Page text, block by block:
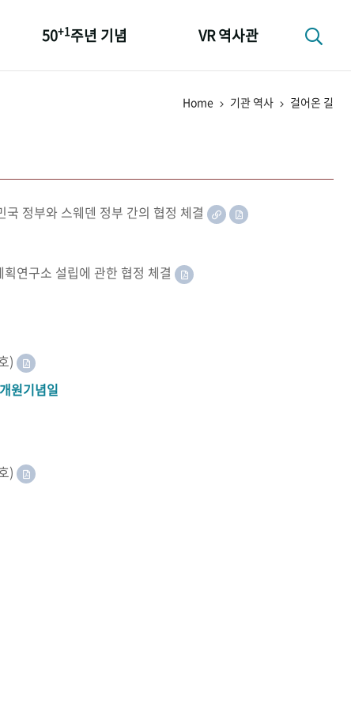
50+1주년 기념 VR 역사관
Home 기관 역사 걸어온 길
정부와 스웨덴 정부 간의 협정 체결
연구소 설립에 관한 협정 체결
)
원기념일
)